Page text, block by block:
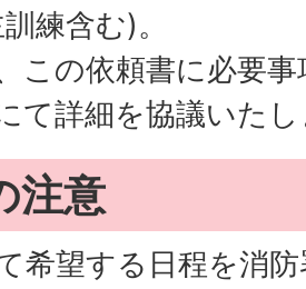
練含む)。
この依頼書に必要
て詳細を協議いた
注意
希望する日程を消